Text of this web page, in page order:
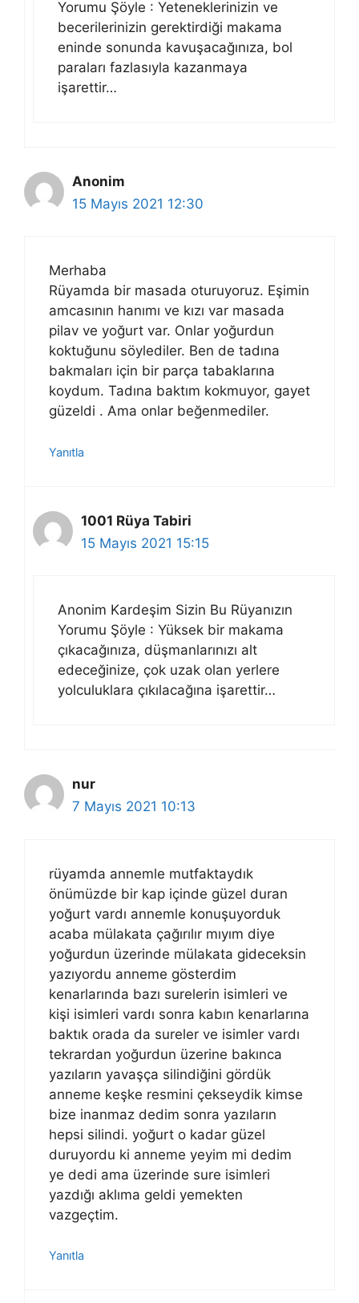
Yorumu Şöyle : Yeteneklerinizin ve
becerilerinizin gerektirdiği makama
eninde sonunda kavuşacağınıza, bol
paraları fazlasıyla kazanmaya
işarettir…
Anonim
15 Mayıs 2021 12:30
Merhaba
Rüyamda bir masada oturuyoruz. Eşimin
amcasının hanımı ve kızı var masada
pilav ve yoğurt var. Onlar yoğurdun
koktuğunu söylediler. Ben de tadına
bakmaları için bir parça tabaklarına
koydum. Tadına baktım kokmuyor, gayet
güzeldi . Ama onlar beğenmediler.
Yanıtla
1001 Rüya Tabiri
15 Mayıs 2021 15:15
Anonim Kardeşim Sizin Bu Rüyanızın
Yorumu Şöyle : Yüksek bir makama
çıkacağınıza, düşmanlarınızı alt
edeceğinize, çok uzak olan yerlere
yolculuklara çıkılacağına işarettir…
nur
7 Mayıs 2021 10:13
rüyamda annemle mutfaktaydık
önümüzde bir kap içinde güzel duran
yoğurt vardı annemle konuşuyorduk
acaba mülakata çağırılır mıyım diye
yoğurdun üzerinde mülakata gideceksin
yazıyordu anneme gösterdim
kenarlarında bazı surelerin isimleri ve
kişi isimleri vardı sonra kabın kenarlarına
baktık orada da sureler ve isimler vardı
tekrardan yoğurdun üzerine bakınca
yazıların yavaşça silindiğini gördük
anneme keşke resmini çekseydik kimse
bize inanmaz dedim sonra yazıların
hepsi silindi. yoğurt o kadar güzel
duruyordu ki anneme yeyim mi dedim
ye dedi ama üzerinde sure isimleri
yazdığı aklıma geldi yemekten
vazgeçtim.
Yanıtla